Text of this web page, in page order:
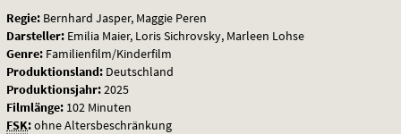
Regie: Bernhard Jasper, Maggie Peren
Darsteller: Emilia Maier, Loris Sichrovsky, Marleen Lohse
Genre: Familienfilm/Kinderfilm
Produktionsland: Deutschland
Produktionsjahr:2025
Filmlänge: 102 Minuten
FSK:ohne Altersbeschränkung